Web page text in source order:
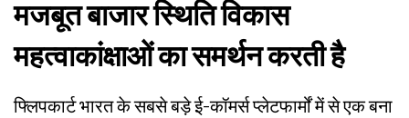
मजबूत बाजार स्थिति विकास
महत्वाकांक्षाओं का समर्थन करती है
फ्लिपकार्ट भारत के सबसे बड़े ई-कॉमर्स प्लेटफार्मों में से एक बना